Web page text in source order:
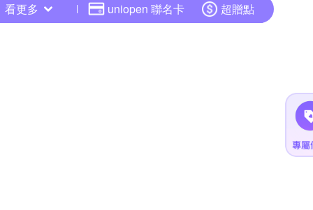
看更多 uniopen 聯名卡 超贈點